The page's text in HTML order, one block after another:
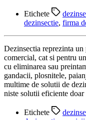
Etichete
dezinsectie, firma
Dezinsectia reprezinta un
comercial, cat si pentru
cu eliminarea sau
gandacii, plosnitele,
multime de solutii de
niste solutii eficiente
Etichete